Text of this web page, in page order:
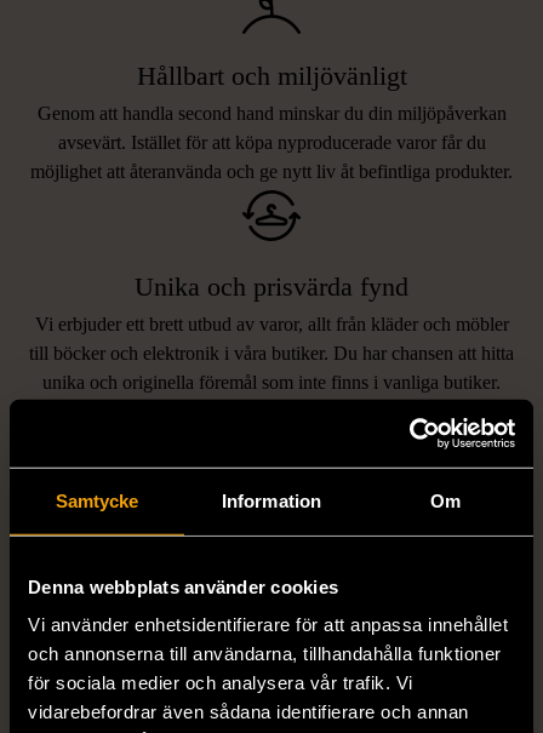
Samtycke Information Om
Denna webbplats använder cookies
Vi använder enhetsidentifierare för att anpassa innehållet
och annonserna till användarna, tillhandahålla funktioner
för sociala medier och analysera vår trafik. Vi
vidarebefordrar även sådana identifierare och annan
Hållbart och miljövänligt
Genom att handla second hand minskar du din miljöpåverkan
avsevärt. Istället för att köpa nyproducerade varor får du
möjlighet att återanvända och ge nytt liv åt befintliga produkter.
Unika och prisvärda fynd
Vi erbjuder ett brett utbud av varor, allt från kläder och möbler
till böcker och elektronik i våra butiker. Du har chansen att hitta
unika och originella föremål som inte finns i vanliga butiker.
LIKNANDE PRODUKTER
Hitta produkter som påminner om denna
1/5
EDBLAD
1/5
DYRBERG/KERN